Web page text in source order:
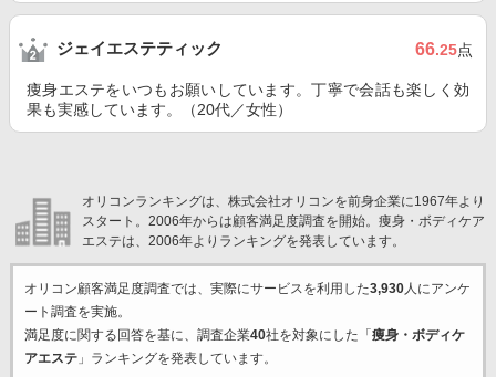
ジェイエステティック 66.25点
痩身エステをいつもお願いしています。丁寧で会話も楽しく効
果も実感しています。（20代／女性）
オリコンランキングは、株式会社オリコンを前身企業に1967年より
スタート。2006年からは顧客満足度調査を開始。痩身・ボディケア
エステは、2006年よりランキングを発表しています。
オリコン顧客満足度調査では、実際にサービスを利用した3,930人にアンケ
ート調査を実施。
満足度に関する回答を基に、調査企業40社を対象にした「 痩身・ボディケ
アエステ」ランキングを発表しています。